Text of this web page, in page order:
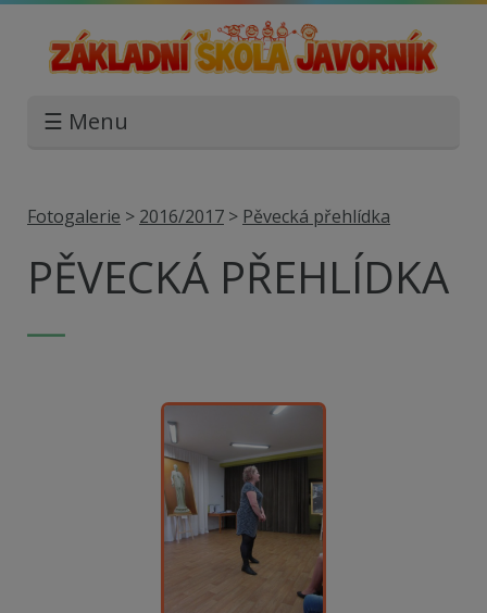
☰ Menu
Fotogalerie > 2016/2017 > Pěvecká přehlídka
PĚVECKÁ PŘEHLÍDKA